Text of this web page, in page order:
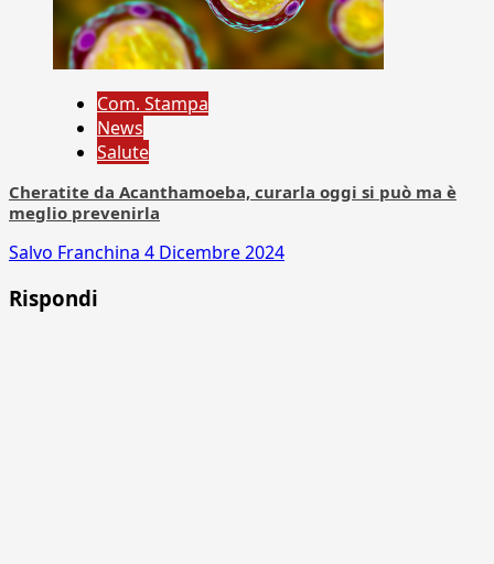
Com. Stampa
News
Salute
Cheratite da Acanthamoeba, curarla oggi si può ma è
meglio prevenirla
Salvo Franchina 4 Dicembre 2024
Rispondi